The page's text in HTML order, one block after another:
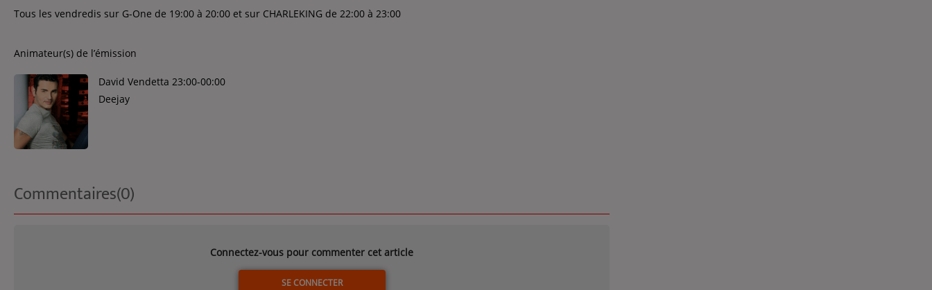
Tous les vendredis sur G-One de 19:00 à 20:00 et sur CHARLEKING de 22:00 à 23:00
Animateur(s) de l’émission
David Vendetta 23:00-00:00
Deejay
Commentaires(0)
Connectez-vous pour commenter cet article
SE CONNECTER